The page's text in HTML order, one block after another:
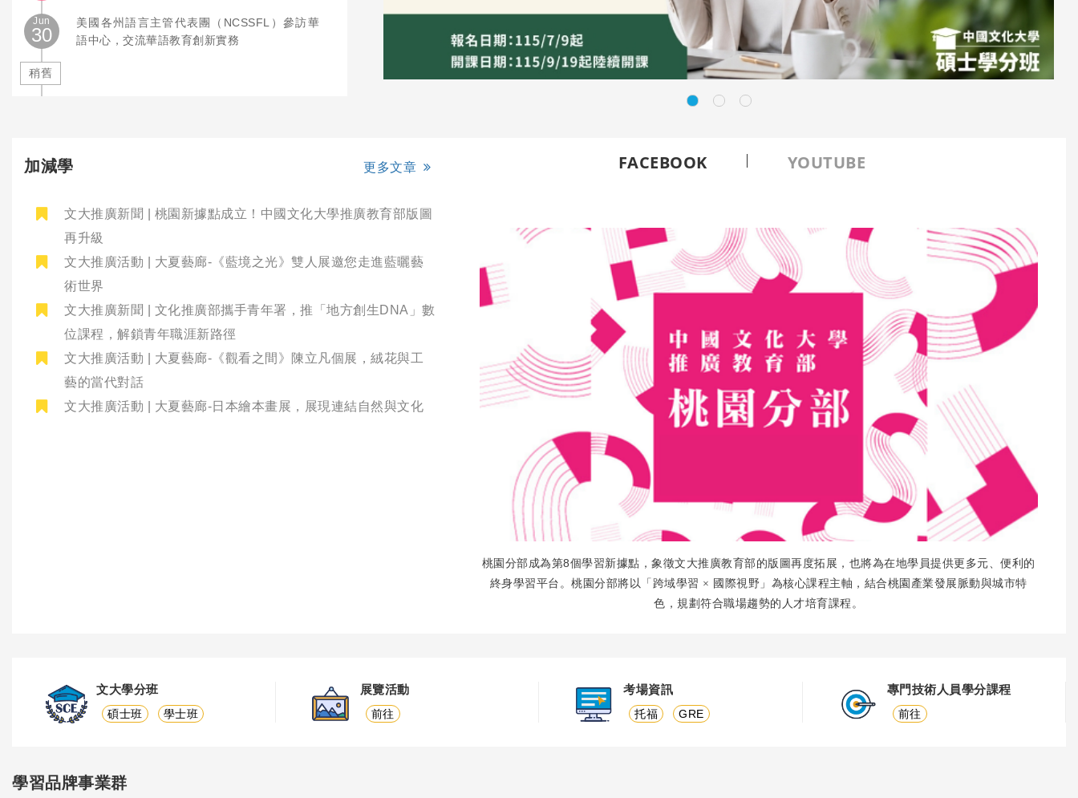
Jun
30
美國各州語言主管代表團（NCSSFL）參訪華
語中心，交流華語教育創新實務
稍舊
加減學 更多文章
文大推廣新聞 | 桃園新據點成立！中國文化大學推廣教育部版圖
再升級
文大推廣活動 | 大夏藝廊-《藍境之光》雙人展邀您走進藍曬藝
術世界
文大推廣新聞 | 文化推廣部攜手青年署，推「地方創生DNA」數
位課程，解鎖青年職涯新路徑
文大推廣活動 | 大夏藝廊-《觀看之間》陳立凡個展，絨花與工
藝的當代對話
文大推廣活動 | 大夏藝廊-日本繪本畫展，展現連結自然與文化
FACEBOOK YOUTUBE
桃園分部成為第8個學習新據點，象徵文大推廣教育部的版圖再度拓展，也將為在地學員提供更多元、便利的
終身學習平台。桃園分部將以「跨域學習 × 國際視野」為核心課程主軸，結合桃園產業發展脈動與城市特
色，規劃符合職場趨勢的人才培育課程。
文大學分班
碩士班 學士班
展覽活動
前往
考場資訊
托福 GRE
專門技術人員學分課程
前往
學習品牌事業群